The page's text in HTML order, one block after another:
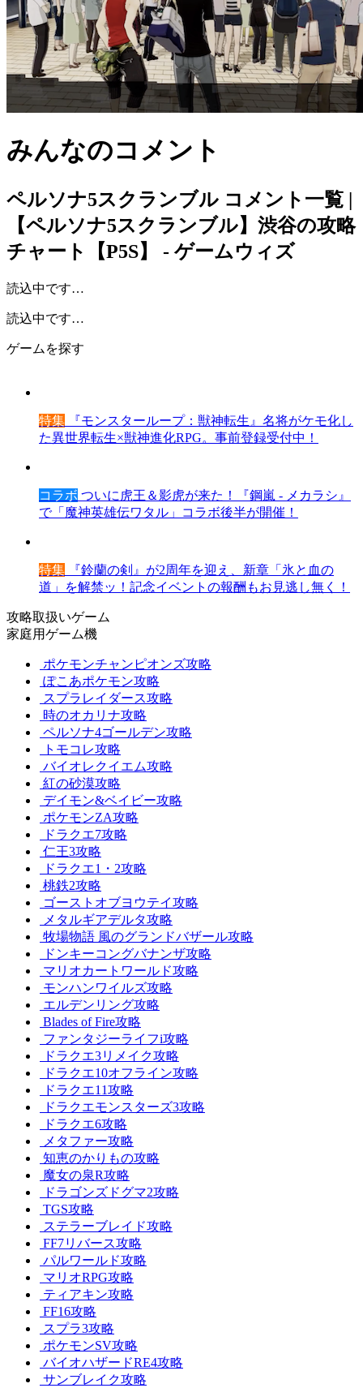
みんなのコメント
ペルソナ5スクランブル コメント一覧 |
【ペルソナ5スクランブル】渋谷の攻略
チャート【P5S】 - ゲームウィズ
読込中です…
読込中です…
ゲームを探す
特集 『モンスターループ：獣神転生』名将がケモ化し
た異世界転生×獣神進化RPG。事前登録受付中！
コラボ ついに虎王＆影虎が来た！『鋼嵐 - メカラシ』
で「魔神英雄伝ワタル」コラボ後半が開催！
特集 『鈴蘭の剣』が2周年を迎え、新章「氷と血の
道」を解禁ッ！記念イベントの報酬もお見逃し無く！
攻略取扱いゲーム
家庭用ゲーム機
ポケモンチャンピオンズ攻略
ぽこあポケモン攻略
スプラレイダース攻略
時のオカリナ攻略
ペルソナ4ゴールデン攻略
トモコレ攻略
バイオレクイエム攻略
紅の砂漠攻略
デイモン&ベイビー攻略
ポケモンZA攻略
ドラクエ7攻略
仁王3攻略
ドラクエ1・2攻略
桃鉄2攻略
ゴーストオブヨウテイ攻略
メタルギアデルタ攻略
牧場物語 風のグランドバザール攻略
ドンキーコングバナンザ攻略
マリオカートワールド攻略
モンハンワイルズ攻略
エルデンリング攻略
Blades of Fire攻略
ファンタジーライフi攻略
ドラクエ3リメイク攻略
ドラクエ10オフライン攻略
ドラクエ11攻略
ドラクエモンスターズ3攻略
ドラクエ6攻略
メタファー攻略
知恵のかりもの攻略
魔女の泉R攻略
ドラゴンズドグマ2攻略
TGS攻略
ステラーブレイド攻略
FF7リバース攻略
パルワールド攻略
マリオRPG攻略
ティアキン攻略
FF16攻略
スプラ3攻略
ポケモンSV攻略
バイオハザードRE4攻略
サンブレイク攻略